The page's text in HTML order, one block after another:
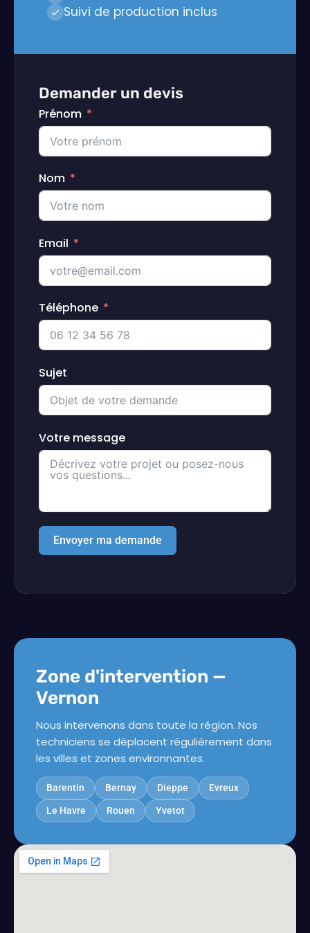
Suivi de production inclus
Demander un devis
Prénom
Nom
Email
Téléphone
Sujet
Votre message
Envoyer ma demande
Zone d'intervention —
Vernon
Nous intervenons dans toute la région. Nos
techniciens se déplacent régulièrement dans
les villes et zones environnantes.
Barentin Bernay Dieppe Evreux
Le Havre Rouen Yvetot